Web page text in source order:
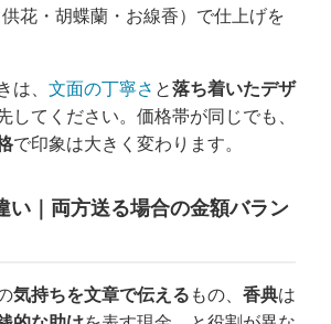
供花・胡蝶蘭・お線香）で仕上げを
は、 文面の丁寧さ と落ち着いたデザ
してください。価格帯が同じでも、
で印象は大きく変わります。
い｜両方送る場合の金額バラン
気持ちを文章で伝える もの、 香典は